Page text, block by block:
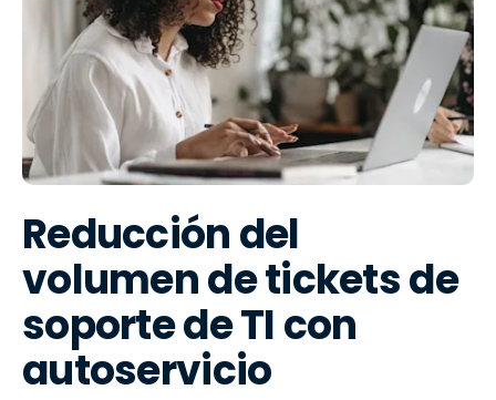
Reducción del
volumen de tickets de
soporte de TI con
autoservicio